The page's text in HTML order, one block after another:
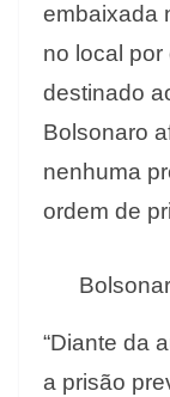
embaixada
no local
destinado
Bolsonaro
nenhuma
ordem de
“Diante da
a prisão